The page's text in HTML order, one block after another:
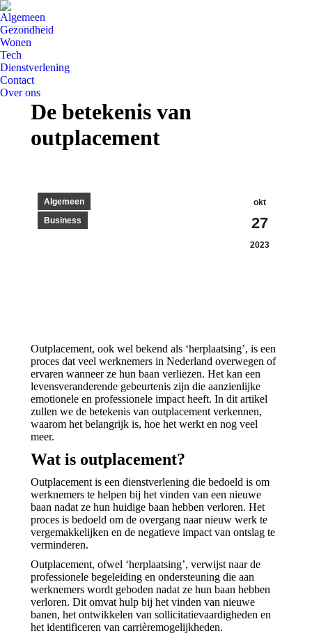
Algemeen
Gezondheid
Wonen
Tech
Dienstverlening
Contact
Over ons
De betekenis van
outplacement
okt
27
2023
Algemeen
Business
Outplacement, ook wel bekend als ‘herplaatsing’, is een
proces dat veel werknemers in Nederland overwegen of
ervaren wanneer ze hun baan verliezen. Het kan een
levensveranderende gebeurtenis zijn die aanzienlijke
emotionele en professionele impact heeft. In dit artikel
zullen we de betekenis van outplacement verkennen,
waarom het belangrijk is, hoe het werkt en nog veel
meer.
Wat is outplacement?
Outplacement is een dienstverlening die bedoeld is om
werknemers te helpen bij het vinden van een nieuwe
baan nadat ze hun huidige baan hebben verloren. Het
proces is bedoeld om de overgang naar nieuw werk te
vergemakkelijken en de negatieve impact van ontslag te
verminderen.
Outplacement, ofwel ‘herplaatsing’, verwijst naar de
professionele begeleiding en ondersteuning die aan
werknemers wordt geboden nadat ze hun baan hebben
verloren. Dit omvat hulp bij het vinden van nieuwe
banen, het ontwikkelen van sollicitatievaardigheden en
het identificeren van carrièremogelijkheden.